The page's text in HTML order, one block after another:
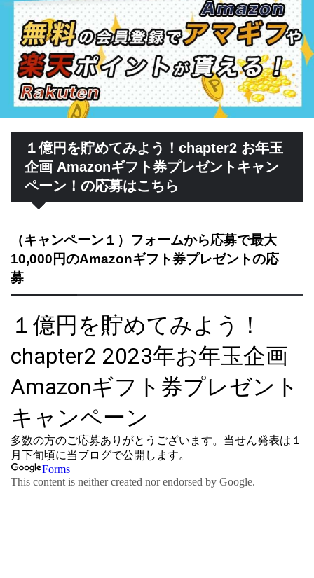
１億円を貯めてみよう！chapter2 お年玉
企画 Amazonギフト券プレゼントキャン
ペーン！の応募はこちら
（キャンペーン１）フォームから応募で最大
10,000円のAmazonギフト券プレゼントの応
募